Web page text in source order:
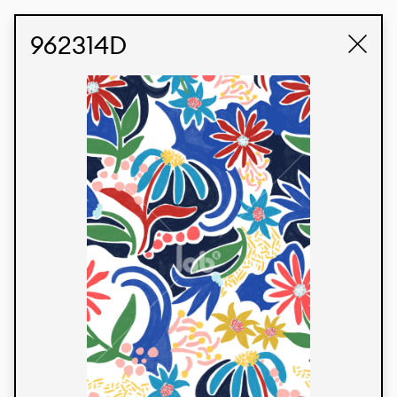
962314D
Produtos
Temos orgulho de expressar nossa identidade
brasileira por meio de nossos tecidos e estampas
personalizadas, trabalhando em colaboração
com nossos clientes e dando vida aos seus
conceitos e criações. Nossa extensa linha de
produtos tem opções para diferentes mercados.
Oferecemos também tecidos ecológicos e
tecnológicos que podem ser acabados em
qualquer cor sólida ou impressão digital.